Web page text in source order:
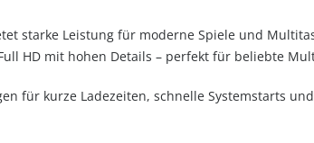
starke Leistung für moderne Spiele und
HD mit hohen Details – perfekt für beliebte
für kurze Ladezeiten, schnelle Systemstarts